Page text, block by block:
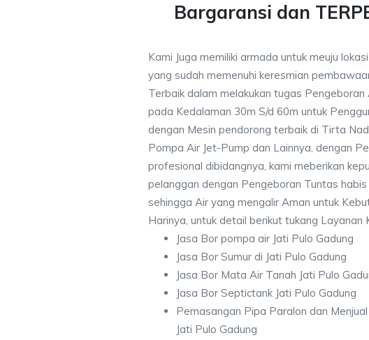
Bargaransi dan
Kami Juga memiliki armada untuk meuju
yang sudah memenuhi keresmian
Terbaik dalam melakukan tugas Pengeboran
pada Kedalaman 30m S/d 60m untuk
dengan Mesin pendorong terbaik di Tirta
Pompa Air Jet-Pump dan Lainnya, dengan
profesional dibidangnya, kami meberikan
pelanggan dengan Pengeboran Tuntas
sehingga Air yang mengalir Aman untuk
Harinya, untuk detail berikut tukang Layanan
Jasa Bor pompa air Jati Pulo Gadung
Jasa Bor Sumur di Jati Pulo Gadung
Jasa Bor Mata Air Tanah Jati Pulo
Jasa Bor Septictank Jati Pulo Gadung
Pemasangan Pipa Paralon dan
Jati Pulo Gadung